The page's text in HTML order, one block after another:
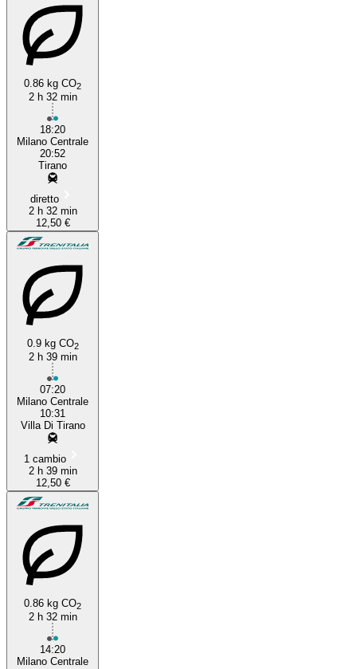
0.86 kg CO2
2 h 32 min
18:20
Milano Centrale
20:52
Tirano
diretto
2 h 32 min
12,50 €
0.9 kg CO2
2 h 39 min
07:20
Milano Centrale
10:31
Villa Di Tirano
1 cambio
2 h 39 min
12,50 €
0.86 kg CO2
2 h 32 min
14:20
Milano Centrale